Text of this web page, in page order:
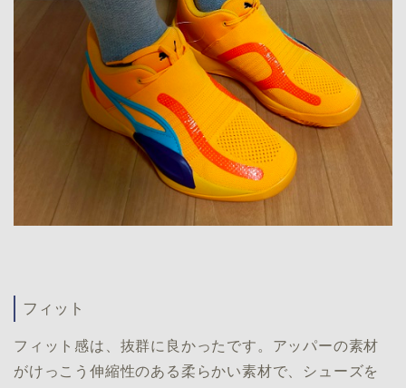
フィット
フィット感は、抜群に良かったです。アッパーの素材
がけっこう伸縮性のある柔らかい素材で、シューズを